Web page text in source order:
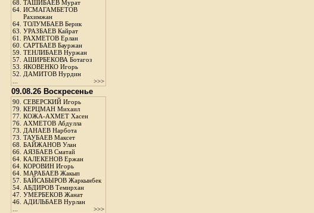
68. ТАШИБАЕВ Мурат
64. ИСМАГАМБЕТОВ
Рахимжан
64. ТОЛУМБАЕВ Берик
63. УРАЗБАЕВ Кайрат
61. РАХМЕТОВ Ерлан
60. САРТБАЕВ Бауржан
59. ТЕНЛИБАЕВ Нуржан
57. АШИРБЕКОВА Ботагоз
53. ЯКОВЕНКО Игорь
52. ДАМИТОВ Нурдин
>>>
09.08.26 Воскресенье
90. СЕВЕРСКИЙ Игорь
79. КЕРЦМАН Михаил
77. КОЖА-АХМЕТ Хасен
76. АХМЕТОВ Абдулла
73. ДАНАЕВ Нарбота
73. ТАУБАЕВ Максет
68. БАЙЖАНОВ Улан
66. АЯЗБАЕВ Сматай
64. КАЛЕКЕНОВ Ержан
64. КОРОВИН Игорь
64. МАРАБАЕВ Жакып
57. БАЙСАБЫРОВ Жаркынбек
54. АБДИРОВ Темирхан
47. УМЕРБЕКОВ Жанат
46. АДИЛЬБАЕВ Нурлан
>>>